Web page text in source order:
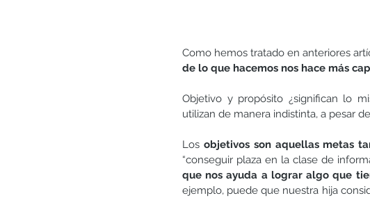
Como hemos tratado en anteriores
de lo que hacemos nos hace más
Objetivo y propósito ¿significan lo
utilizan de manera indistinta, a pesar
Los objetivos son aquellas metas
“conseguir plaza en la clase de
que nos ayuda a lograr algo que
ejemplo, puede que nuestra hija